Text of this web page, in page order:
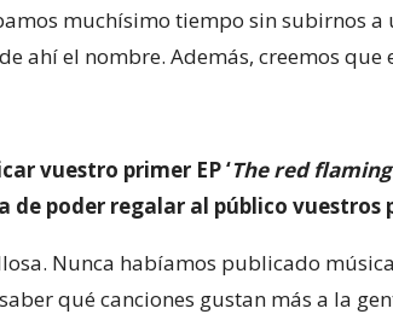
muchísimo tiempo sin subirnos
ahí el nombre. Además, creemos
vuestro primer EP ‘The red
poder regalar al público vuestros
Nunca habíamos publicado
qué canciones gustan más a la